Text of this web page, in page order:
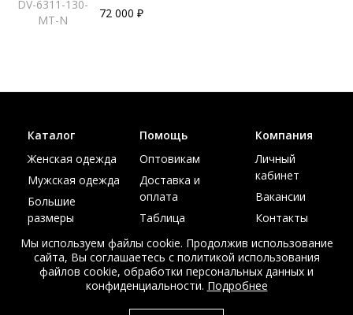
DV-6311-130-
MT-N
72 000 ₽
Каталог
Женская одежда
Мужская одежда
Большие
размеры
Акции
Помощь
Оптовикам
Доставка и
оплата
Таблица
Компания
Личный
кабинет
Вакансии
Контакты
Мы используем файлы cookie. Продолжив использование
сайта, Вы соглашаетесь с политикой использования
файлов cookie, обработки персональных данных и
конфиденциальности. Подробнее